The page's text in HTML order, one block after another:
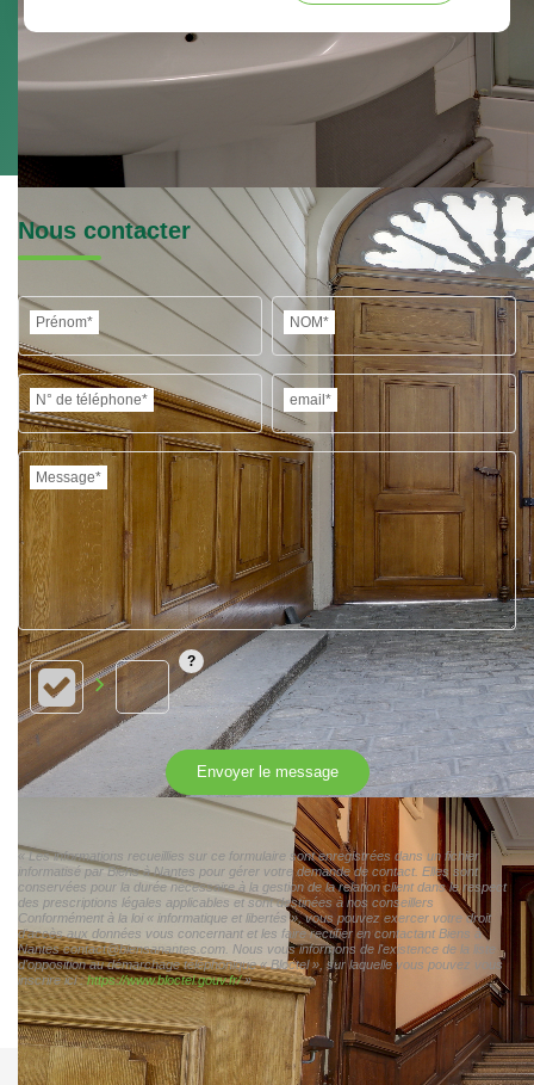
Nous contacter
Prénom* NOM*
N° de téléphone* email*
Message*
Envoyer le message
« Les informations recueillies sur ce formulaire sont enregistrées dans un fichier
informatisé par Biens à Nantes pour gérer votre demande de contact. Elles sont
conservées pour la durée nécessaire à la gestion de la relation client dans le respect
des prescriptions légales applicables et sont destinées à nos conseillers
Conformément à la loi « informatique et libertés », vous pouvez exercer votre droit
d'accès aux données vous concernant et les faire rectifier en contactant Biens à
Nantes contact@biensanantes.com. Nous vous informons de l'existence de la liste
d'opposition au démarchage téléphonique « Bloctel », sur laquelle vous pouvez vous
inscrire ici :https://www.bloctel.gouv.fr/»